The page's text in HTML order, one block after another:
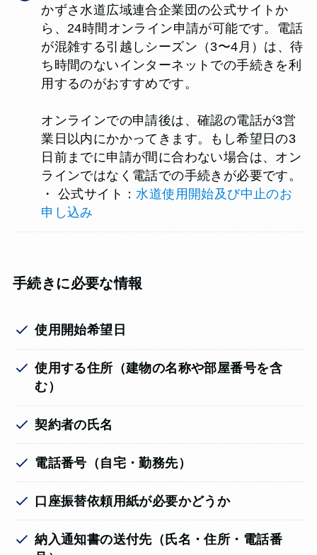
かずさ水道広域連合企業団の公式サイトか
ら、24時間オンライン申請が可能です。電話
が混雑する引越しシーズン（3〜4月）は、待
ち時間のないインターネットでの手続きを利
用するのがおすすめです。
オンラインでの申請後は、確認の電話が3営
業日以内にかかってきます。もし希望日の3
日前までに申請が間に合わない場合は、オン
ラインではなく電話での手続きが必要です。
・ 公式サイト：水道使用開始及び中止のお
申し込み
手続きに必要な情報
使用開始希望日
使用する住所（建物の名称や部屋番号を含
む）
契約者の氏名
電話番号（自宅・勤務先）
口座振替依頼用紙が必要かどうか
納入通知書の送付先（氏名・住所・電話番